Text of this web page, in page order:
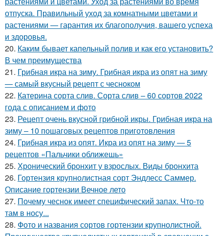
отпуска. Правильный уход за комнатными цветами и
растениями — гарантия их благополучия, вашего успеха
и здоровья.
20. Каким бывает капельный полив и как его установить?
В чем преимущества
21. Грибная икра на зиму. Грибная икра из опят на зиму
— самый вкусный рецепт с чесноком
22. Катерина сорта слив. Сорта слив – 60 сортов 2022
года с описанием и фото
23. Рецепт очень вкусной грибной икры. Грибная икра на
зиму – 10 пошаговых рецептов приготовления
24. Грибная икра из опят. Икра из опят на зиму — 5
рецептов «Пальчики оближешь»
25. Хронический бронхит у взрослых. Виды бронхита
26. Гортензия крупнолистная сорт Эндлесс Саммер.
Описание гортензии Вечное лето
27. Почему чеснок имеет специфический запах. Что-то
там в носу...
28. Фото и названия сортов гортензии крупнолистной.